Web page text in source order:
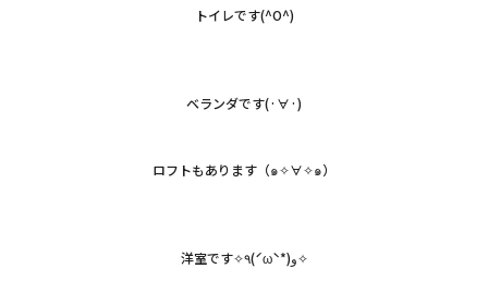
トイレです(^O^)
ベランダです(·∀·)
ロフトもあります（๑✧∀✧๑）
洋室です✧٩(ˊωˋ*)و✧